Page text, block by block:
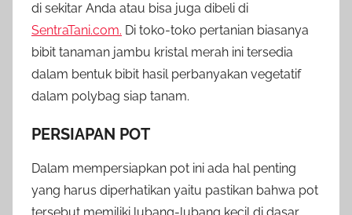
di sekitar Anda atau bisa juga dibeli di
SentraTani.com. Di toko-toko pertanian biasanya
bibit tanaman jambu kristal merah ini tersedia
dalam bentuk bibit hasil perbanyakan vegetatif
dalam polybag siap tanam.
PERSIAPAN POT
Dalam mempersiapkan pot ini ada hal penting
yang harus diperhatikan yaitu pastikan bahwa pot